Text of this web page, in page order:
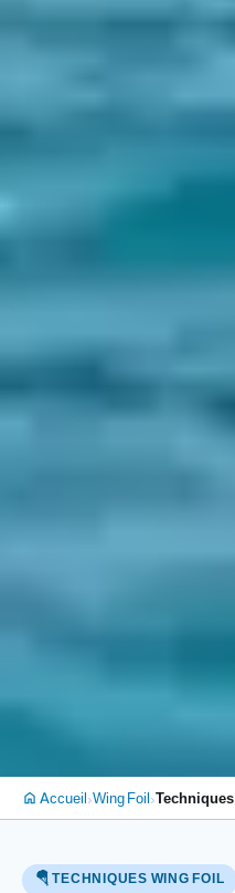
home Accueil›Wing Foil›Techniques
🪂 TECHNIQUES WING FOIL